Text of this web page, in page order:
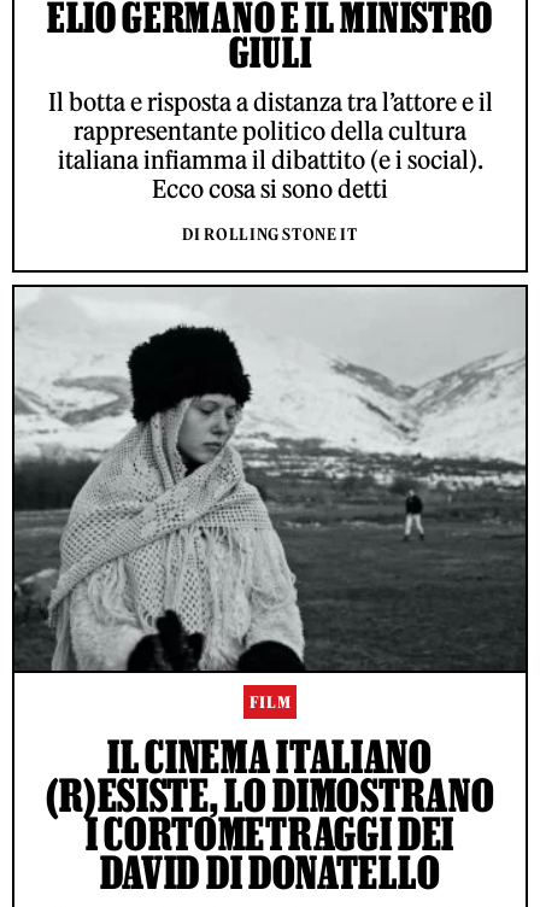
ELIO GERMANO E IL MINISTRO
GIULI
Il botta e risposta a distanza tra l’attore e il
rappresentante politico della cultura
italiana infiamma il dibattito (e i social).
Ecco cosa si sono detti
DI ROLLING STONE IT
FILM
IL CINEMA ITALIANO
(R)ESISTE, LO DIMOSTRANO
I CORTOMETRAGGI DEI
DAVID DI DONATELLO